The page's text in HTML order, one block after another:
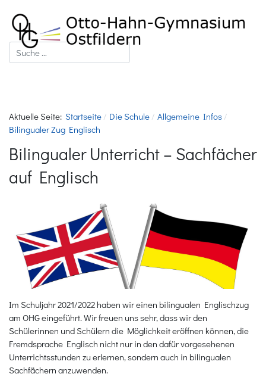
Suchen
Aktuelle Seite: Startseite Die Schule
Allgemeine Infos
Bilingualer Zug Englisch
Bilingualer Unterricht – Sachfächer
auf Englisch
Im Schuljahr 2021/2022 haben wir einen bilingualen Englischzug
am OHG eingeführt. Wir freuen uns sehr, dass wir den
Schülerinnen und Schülern die Möglichkeit eröffnen können, die
Fremdsprache Englisch nicht nur in den dafür vorgesehenen
Unterrichtsstunden zu erlernen, sondern auch in bilingualen
Sachfächern anzuwenden.